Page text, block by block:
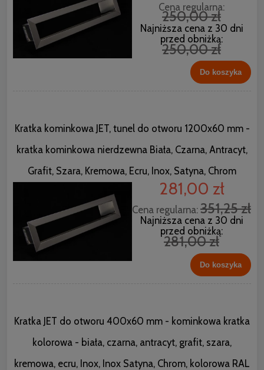
Cena regularna:
250,00 zł
Najniższa cena z 30 dni
przed obniżką:
250,00 zł
Do koszyka
Kratka kominkowa JET, tunel do otworu 1200x60 mm -
kratka kominkowa nierdzewna Biała, Czarna, Antracyt,
Grafit, Szara, Kremowa, Ecru, Inox, Satyna, Chrom
281,00 zł
Cena regularna: 351,25 zł
Najniższa cena z 30 dni
przed obniżką:
281,00 zł
Do koszyka
Kratka JET do otworu 400x60 mm - kominkowa kratka
kolorowa - biała, czarna, antracyt, grafit, szara,
kremowa, ecru, Inox, Inox Satyna, Chrom, kolorowa RAL